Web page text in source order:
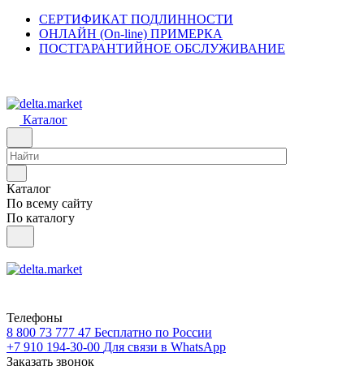
СЕРТИФИКАТ ПОДЛИННОСТИ
ОНЛАЙН (On-line) ПРИМЕРКА
ПОСТГАРАНТИЙНОЕ ОБСЛУЖИВАНИЕ
Каталог
Каталог
По всему сайту
По каталогу
Телефоны
8 800 73 777 47 Бесплатно по России
+7 910 194-30-00 Для связи в WhatsApp
Заказать звонок